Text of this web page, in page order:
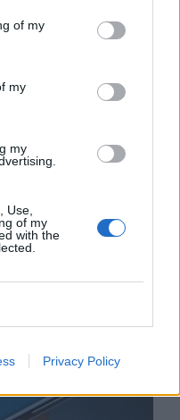
of my
my
my
Use,
of my
with the
Privacy Policy
в